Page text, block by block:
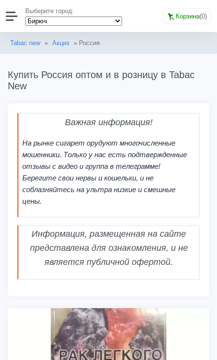
Выберите город:
Корзина(0)
Tabac new » Акциз » Россия
Купить Россия оптом и в розницу в Tabac
New
Важная информация!
На рынке сигарет орудуют многочисленные
мошенники. Только у нас есть подтвержденные
отзывы с видео и группа в телеграмме!
Берегите свои нервы и кошельки, и не
соблазняйтесь на ультра низкие и смешные
цены.
Информация, размещенная на сайте
представлена для ознакомления, и не
является публичной офертой.